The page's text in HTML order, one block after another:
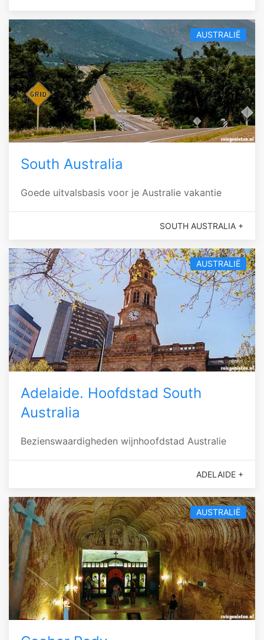
AUSTRALIË
South Australia
Goede uitvalsbasis voor je Australie vakantie
SOUTH AUSTRALIA +
AUSTRALIË
Adelaide. Hoofdstad South
Australia
Bezienswaardigheden wijnhoofdstad Australie
ADELAIDE +
AUSTRALIË